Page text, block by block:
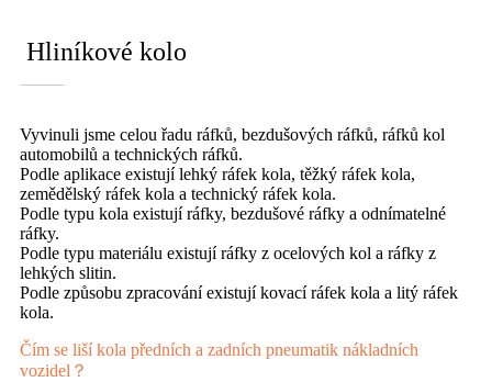
Hliníkové kolo
Vyvinuli jsme celou řadu ráfků, bezdušových ráfků, ráfků kol
automobilů a technických ráfků.
Podle aplikace existují lehký ráfek kola, těžký ráfek kola,
zemědělský ráfek kola a technický ráfek kola.
Podle typu kola existují ráfky, bezdušové ráfky a odnímatelné
ráfky.
Podle typu materiálu existují ráfky z ocelových kol a ráfky z
lehkých slitin.
Podle způsobu zpracování existují kovací ráfek kola a litý ráfek
kola.
Čím se liší kola předních a zadních pneumatik nákladních
vozidel？